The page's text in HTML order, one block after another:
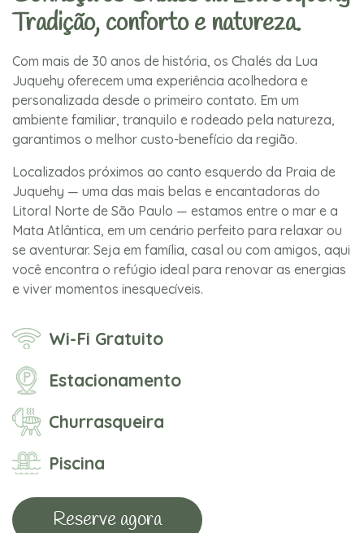
Tradição, conforto e natureza.
Com mais de 30 anos de história, os Chalés da Lua
Juquehy oferecem uma experiência acolhedora e
personalizada desde o primeiro contato. Em um
ambiente familiar, tranquilo e rodeado pela natureza,
garantimos o melhor custo-benefício da região.
Localizados próximos ao canto esquerdo da Praia de
Juquehy — uma das mais belas e encantadoras do
Litoral Norte de São Paulo — estamos entre o mar e a
Mata Atlântica, em um cenário perfeito para relaxar ou
se aventurar. Seja em família, casal ou com amigos, aqui
você encontra o refúgio ideal para renovar as energias
e viver momentos inesquecíveis.
Wi-Fi Gratuito
Estacionamento
Churrasqueira
Piscina
Reserve agora